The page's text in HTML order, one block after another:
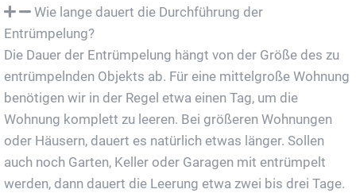
Wie lange dauert die Durchführung der
Entrümpelung?
Die Dauer der Entrümpelung hängt von der Größe des zu
entrümpelnden Objekts ab. Für eine mittelgroße Wohnung
benötigen wir in der Regel etwa einen Tag, um die
Wohnung komplett zu leeren. Bei größeren Wohnungen
oder Häusern, dauert es natürlich etwas länger. Sollen
auch noch Garten, Keller oder Garagen mit entrümpelt
werden, dann dauert die Leerung etwa zwei bis drei Tage.